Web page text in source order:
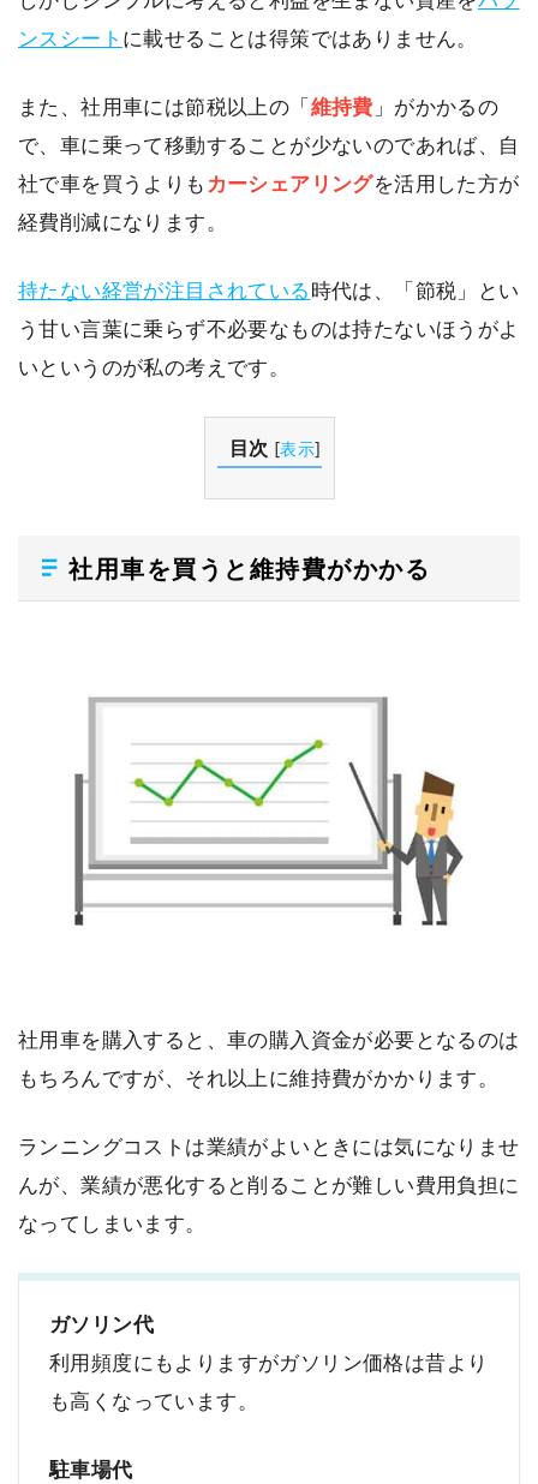
ンスシート に載せることは得策ではありません。
また、社用車には節税以上の「維持費 」がかかるの
で、車に乗って移動することが少ないのであれば、自
社で車を買うよりも カーシェアリングを活用した方が
経費削減になります。
持たない経営が注目されている 時代は、「節税」とい
う甘い言葉に乗らず不必要なものは持たないほうがよ
いというのが私の考えです。
目次 [表示]
社用車を買うと維持費がかかる
社用車を購入すると、車の購入資金が必要となるのは
もちろんですが、それ以上に維持費がかかります。
ランニングコストは業績がよいときには気になりませ
んが、業績が悪化すると削ることが難しい費用負担に
なってしまいます。
ガソリン代
利用頻度にもよりますがガソリン価格は昔より
も高くなっています。
駐車場代